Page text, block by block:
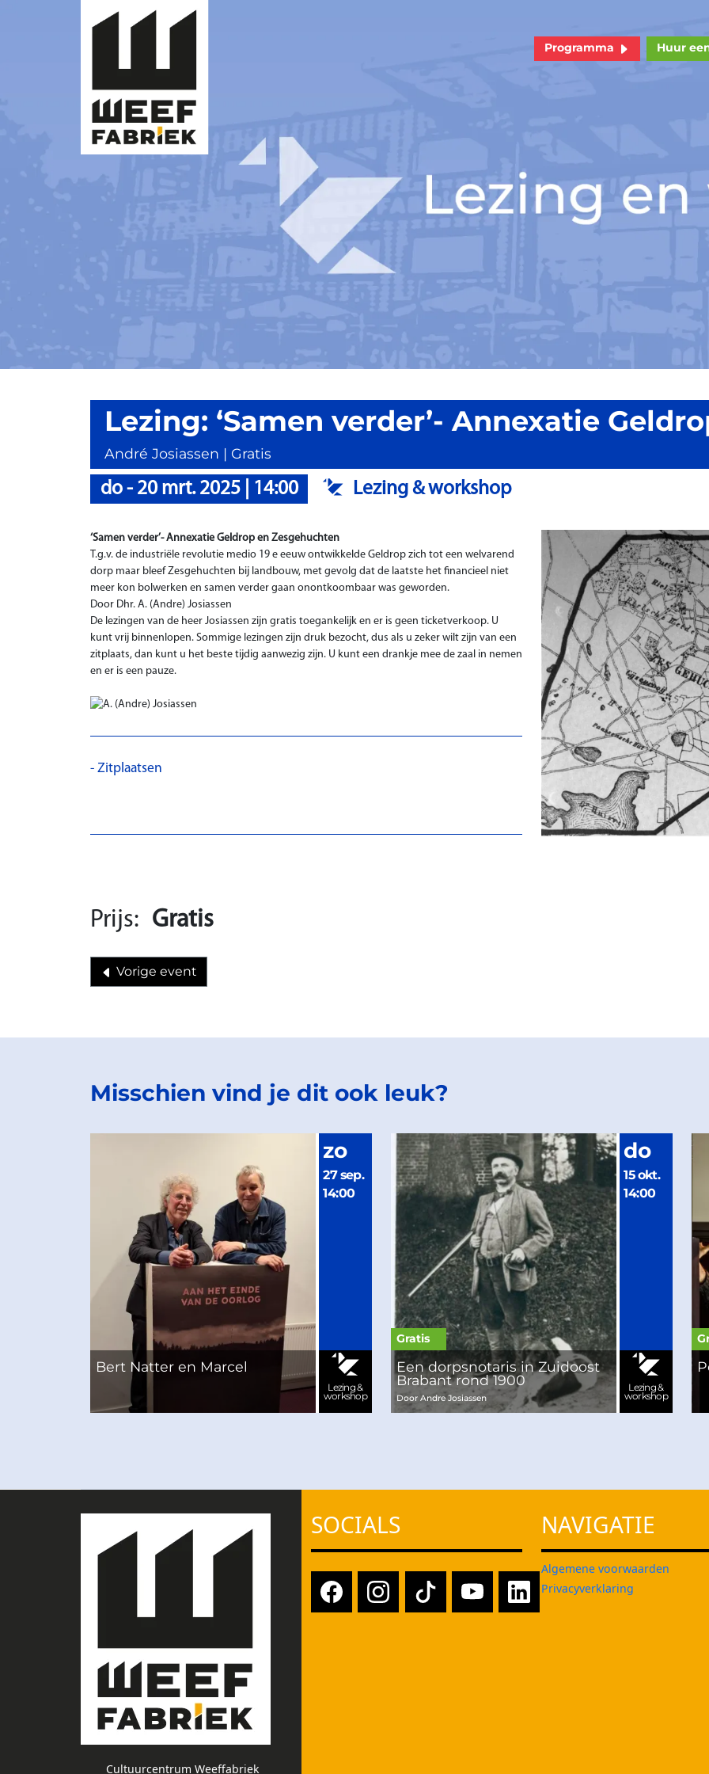
Programma Huur
Lezing: ‘Samen verder’- Annexatie
André Josiassen | Gratis
do- 20 mrt. 2025| 14:00 Lezing & workshop
‘Samen verder’- Annexatie Geldrop en Zesgehuchten
T.g.v. de industriële revolutie medio 19 e eeuw ontwikkelde Geldrop zich tot een welvarend
dorp maar bleef Zesgehuchten bij landbouw, met gevolg dat de laatste het financieel niet
meer kon bolwerken en samen verder gaan onontkoombaar was geworden.
Door Dhr. A. (Andre) Josiassen
De lezingen van de heer Josiassen zijn gratis toegankelijk en er is geen ticketverkoop. U
kunt vrij binnenlopen. Sommige lezingen zijn druk bezocht, dus als u zeker wilt zijn van een
zitplaats, dan kunt u het beste tijdig aanwezig zijn. U kunt een drankje mee de zaal in nemen
en er is een pauze.
Zitplaatsen
Prijs: Gratis
Vorige event
Misschien vind je dit ook leuk?
Bert Natter en Marcel
zo
27 sep.
14:00
Lezing &
workshop
Een dorpsnotaris in Zuidoost
Brabant rond 1900
Door Andre Josiassen
do
15 okt.
14:00
Lezing &
workshop
Gratis
Cultuurcentrum Weeffabriek
SOCIALS NAVIGATIE
Algemene voorwaarden
Privacyverklaring